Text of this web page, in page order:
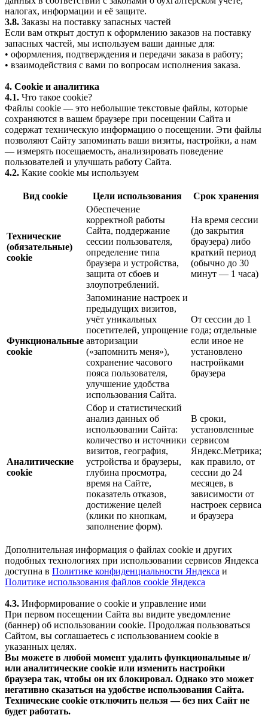
налогах, информации и её защите.
3.8. Заказы на поставку запасных частей
Если вам открыт доступ к оформлению заказов на поставку
запасных частей, мы используем ваши данные для:
• оформления, подтверждения и передачи заказа в работу;
• взаимодействия с вами по вопросам исполнения заказа.
4. Cookie и аналитика
4.1. Что такое cookie?
Файлы cookie — это небольшие текстовые файлы, которые
сохраняются в вашем браузере при посещении Сайта и
содержат техническую информацию о посещении. Эти файлы
позволяют Сайту запоминать ваши визиты, настройки, а нам
— измерять посещаемость, анализировать поведение
пользователей и улучшать работу Сайта.
4.2. Какие cookie мы используем
Вид cookie Цели использования Срок хранения
Технические
(обязательные)
cookie
Обеспечение
корректной работы
Сайта, поддержание
сессии пользователя,
определение типа
браузера и устройства,
защита от сбоев и
злоупотреблений.
На время сессии
(до закрытия
браузера) либо
краткий период
(обычно до 30
минут — 1 часа)
Функциональные
cookie
Запоминание настроек и
предыдущих визитов,
учёт уникальных
посетителей, упрощение
авторизации
(«запомнить меня»),
сохранение часового
пояса пользователя,
улучшение удобства
использования Сайта.
От сессии до 1
года; отдельные
если иное не
установлено
настройками
браузера
Аналитические
cookie
Сбор и статистический
анализ данных об
использовании Сайта:
количество и источники
визитов, география,
устройства и браузеры,
глубина просмотра,
время на Сайте,
показатель отказов,
достижение целей
(клики по кнопкам,
заполнение форм).
В сроки,
установленные
сервисом
Яндекс.Метрика;
как правило, от
сессии до 24
месяцев, в
зависимости от
настроек сервиса
и браузера
Дополнительная информация о файлах cookie и других
подобных технологиях при использовании сервисов Яндекса
доступна в Политике конфиденциальности Яндекса и
Политике использования файлов cookie Яндекса
4.3. Информирование о cookie и управление ими
При первом посещении Сайта вы видите уведомление
(баннер) об использовании cookie. Продолжая пользоваться
Сайтом, вы соглашаетесь с использованием cookie в
указанных целях.
Вы можете в любой момент удалить функциональные и/
или аналитические cookie или изменить настройки
браузера так, чтобы он их блокировал. Однако это может
негативно сказаться на удобстве использования Сайта.
Технические cookie отключить нельзя — без них Сайт не
будет работать.